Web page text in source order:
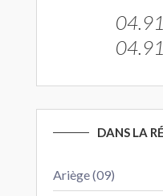
DANS LA
Ariège (09)